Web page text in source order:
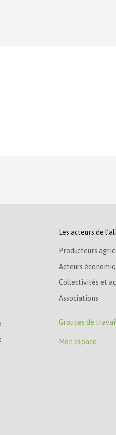
Les acteurs de
Producteurs
Acteurs
Collectivités et
Associations
Groupes de travail
Mon espace